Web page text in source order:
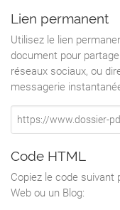
Ancretieville St
primaire
Barentin
ANGERVILLE
Fécamp
Lien permanent
Utilisez le lien
document pour
réseaux sociaux, ou
messagerie
Code HTML
Copiez le code
Web ou un Blog: